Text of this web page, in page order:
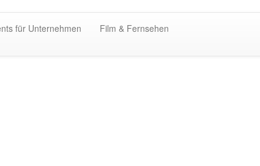
für Unternehmen Film & Fernsehen